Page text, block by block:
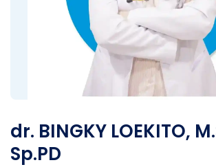
dr. BINGKY LOEKITO,
Sp.PD